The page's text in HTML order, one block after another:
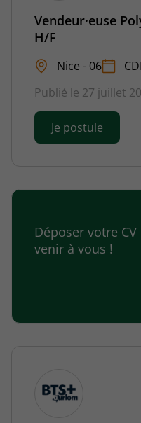
Vendeur·euse
H/F
Nice - 06 CDI
Publié le 27 juillet
Je postule
Déposer votre
venir à vous !